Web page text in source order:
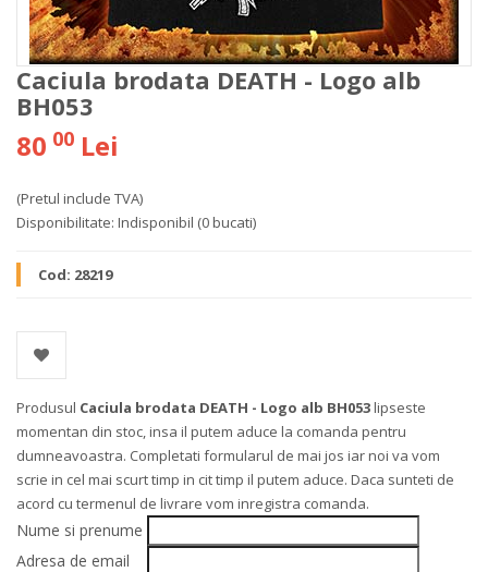
Caciula brodata DEATH - Logo alb
BH053
80 00 Lei
(Pretul include TVA)
Disponibilitate: Indisponibil (0 bucati)
Cod: 28219
Produsul Caciula brodata DEATH - Logo alb BH053lipseste
momentan din stoc, insa il putem aduce la comanda pentru
dumneavoastra. Completati formularul de mai jos iar noi va vom
scrie in cel mai scurt timp in cit timp il putem aduce. Daca sunteti de
acord cu termenul de livrare vom inregistra comanda.
Nume si prenume
Adresa de email